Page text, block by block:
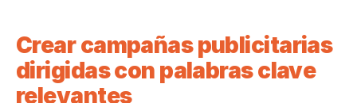
Crear campañas publicitarias
dirigidas con palabras clave
relevantes